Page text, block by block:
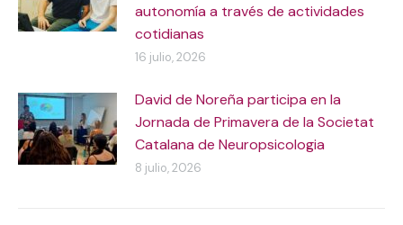
autonomía a través de actividades
cotidianas
16 julio, 2026
David de Noreña participa en la
Jornada de Primavera de la Societat
Catalana de Neuropsicologia
8 julio, 2026